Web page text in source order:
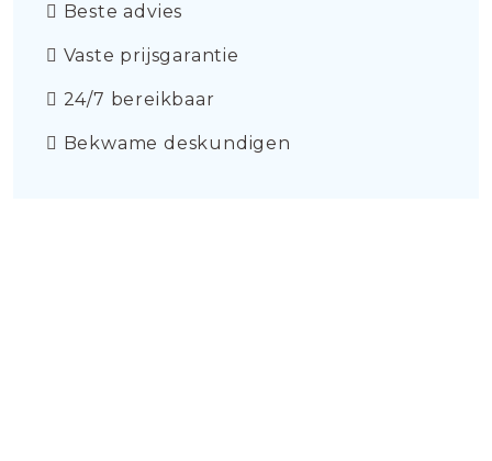
Beste advies
Vaste prijsgarantie
24/7 bereikbaar
Bekwame deskundigen